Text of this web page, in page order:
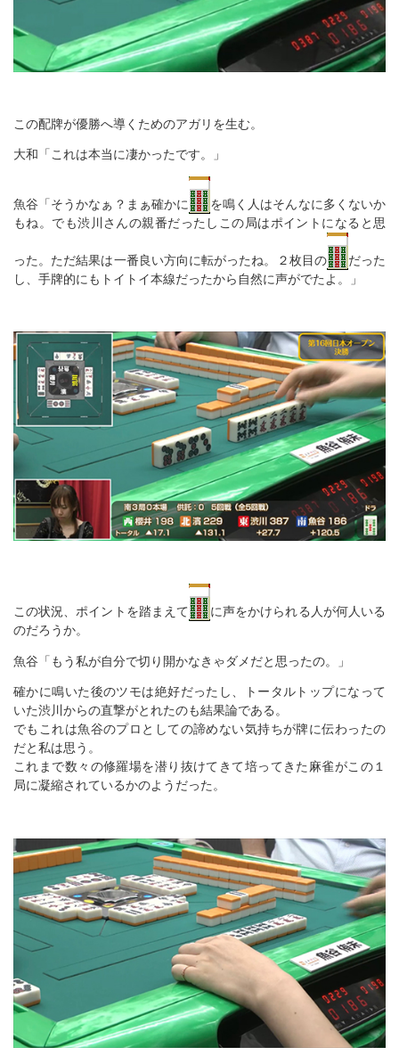
この配牌が優勝へ導くためのアガリを生む。
大和「これは本当に凄かったです。」
魚谷「そうかなぁ？まぁ確かに
を鳴く人はそんなに多くないか
もね。でも渋川さんの親番だったしこの局はポイントになると思
った。ただ結果は一番良い方向に転がったね。２枚目の
だった
し、手牌的にもトイトイ本線だったから自然に声がでたよ。」
この状況、ポイントを踏まえて
に声をかけられる人が何人いる
のだろうか。
魚谷「もう私が自分で切り開かなきゃダメだと思ったの。」
確かに鳴いた後のツモは絶好だったし、トータルトップになって
いた渋川からの直撃がとれたのも結果論である。
でもこれは魚谷のプロとしての諦めない気持ちが牌に伝わったの
だと私は思う。
これまで数々の修羅場を潜り抜けてきて培ってきた麻雀がこの１
局に凝縮されているかのようだった。